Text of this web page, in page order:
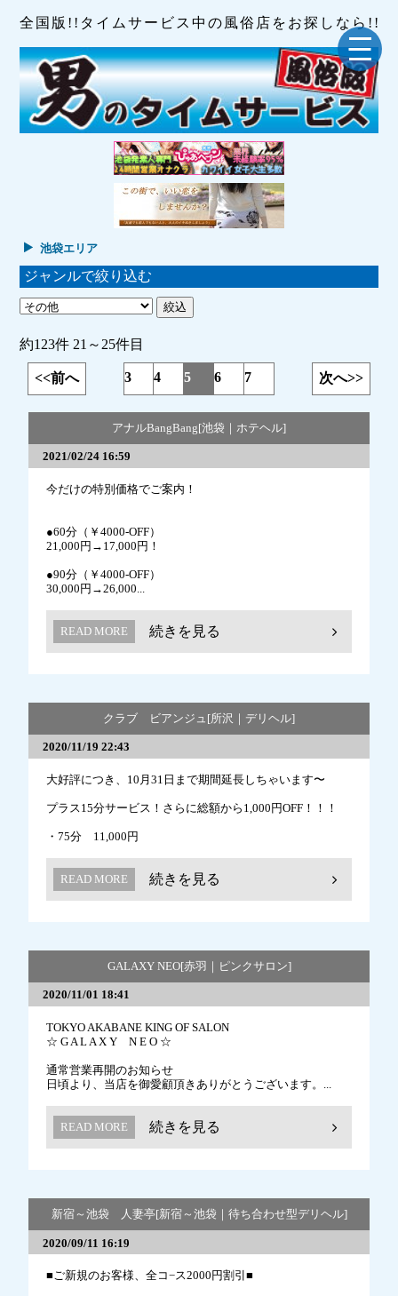
全国版!!タイムサービス中の風俗店をお探しなら!!
池袋エリア
ジャンルで絞り込む
約123件 21～25件目
<<前へ 3 4 5 6 7 次へ>>
アナルBangBang[池袋｜ホテヘル]
2021/02/24 16:59
今だけの特別価格でご案内！
●60分（￥4000-OFF）
21,000円→17,000円！
●90分（￥4000-OFF）
30,000円→26,000...
READ MORE 続きを見る
クラブ ビアンジュ[所沢｜デリヘル]
2020/11/19 22:43
大好評につき、10月31日まで期間延長しちゃいます〜
プラス15分サービス！さらに総額から1,000円OFF！！！
・75分 11,000円
READ MORE 続きを見る
GALAXY NEO[赤羽｜ピンクサロン]
2020/11/01 18:41
TOKYO AKABANE KING OF SALON
☆ G A L A X Y N E O ☆
通常営業再開のお知らせ
日頃より、当店を御愛顧頂きありがとうございます。...
READ MORE 続きを見る
新宿～池袋 人妻亭[新宿～池袋｜待ち合わせ型デリヘル]
2020/09/11 16:19
■ご新規のお客様、全コ−ス2000円割引■